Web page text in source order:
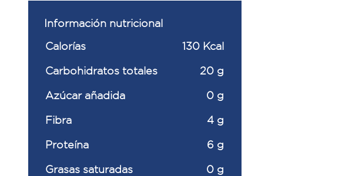
Información nutricional
Calorías
130 Kcal
Carbohidratos totales
20 g
Azúcar añadida
0 g
Fibra
4 g
Proteína
6 g
Grasas saturadas
0 g